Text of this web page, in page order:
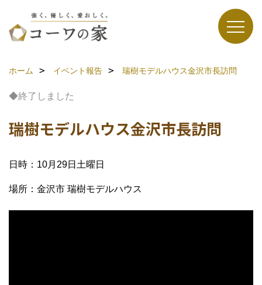
ホーム イベント報告 瑞樹モデルハウス金沢市長訪問
◆終了しました
瑞樹モデルハウス金沢市長訪問
日時：10月29日土曜日
場所：金沢市 瑞樹モデルハウス